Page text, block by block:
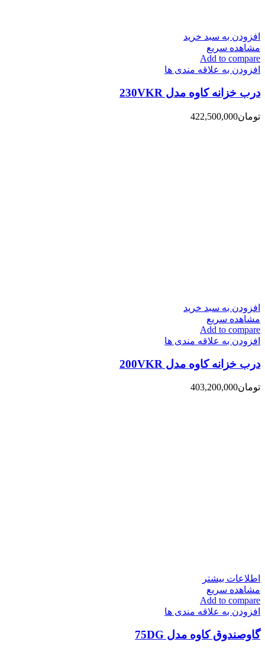
افزودن به سبد خرید
مشاهده سریع
Add to compare
افزودن به علاقه مندی ها
درب خزانه کاوه مدل 230VKR
تومان422,500,000
افزودن به سبد خرید
مشاهده سریع
Add to compare
افزودن به علاقه مندی ها
درب خزانه کاوه مدل 200VKR
تومان403,200,000
اطلاعات بیشتر
مشاهده سریع
Add to compare
افزودن به علاقه مندی ها
گاوصندوق کاوه مدل 75DG